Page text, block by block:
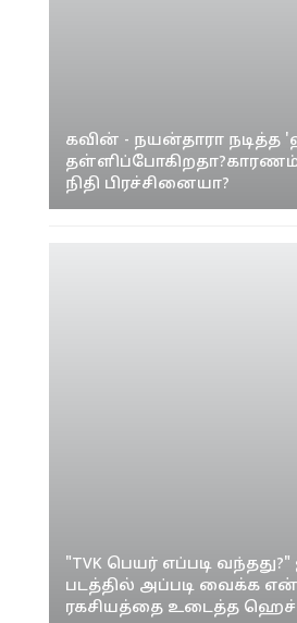
கவின் - நயன்தாரா நடித்த
தள்ளிப்போகிறதா?காரணம்
"TVK பெயர் எப்படி